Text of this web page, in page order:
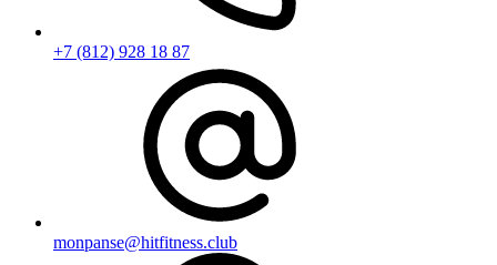
+7 (812) 928 18 87
monpanse@hitfitness.club